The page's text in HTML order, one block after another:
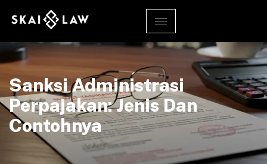
Sanksi Administrasi
Perpajakan: Jenis Dan
Contohnya